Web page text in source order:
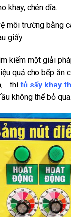
khay, chén dĩa.
môi trường bằng
giấy.
kiếm một giải
quả cho bếp ăn
thì tủ sấy khay
không thể bỏ qua.